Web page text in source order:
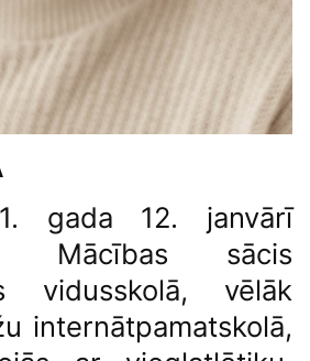
gada 12. janvārī
Mācības sācis
vidusskolā, vēlāk
internātpamatskolā,